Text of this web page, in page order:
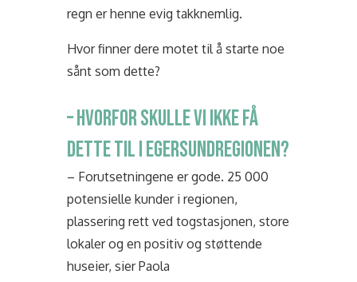
regn er henne evig takknemlig.
Hvor finner dere motet til å starte noe
sånt som dette?
– HVORFOR SKULLE VI IKKE FÅ
DETTE TIL I EGERSUNDREGIONEN?
– Forutsetningene er gode. 25 000
potensielle kunder i regionen,
plassering rett ved togstasjonen, store
lokaler og en positiv og støttende
huseier, sier Paola